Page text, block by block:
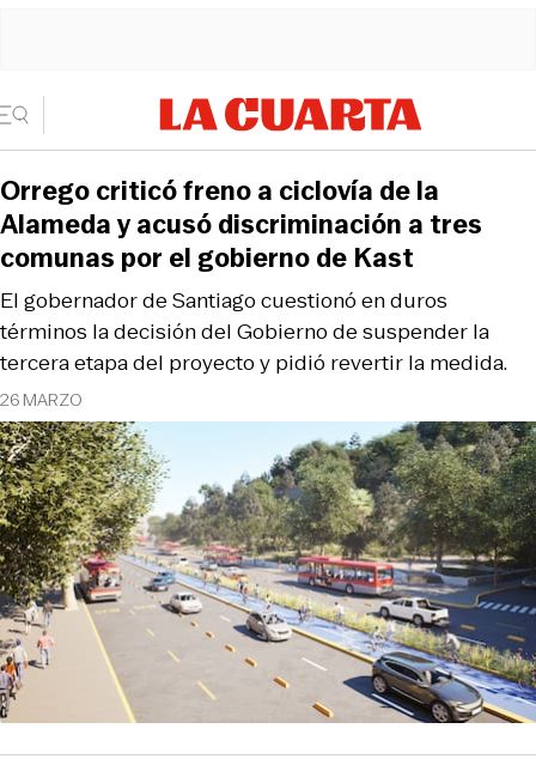
26 MARZO
El gobernador de Santiago cuestionó en duros
términos la decisión del Gobierno de suspender la
tercera etapa del proyecto y pidió revertir la medida.
Orrego criticó freno a ciclovía de la
Alameda y acusó discriminación a tres
comunas por el gobierno de Kast